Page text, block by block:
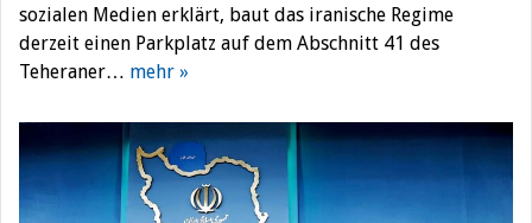
sozialen Medien erklärt, baut das iranische Regime
derzeit einen Parkplatz auf dem Abschnitt 41 des
Teheraner… mehr »